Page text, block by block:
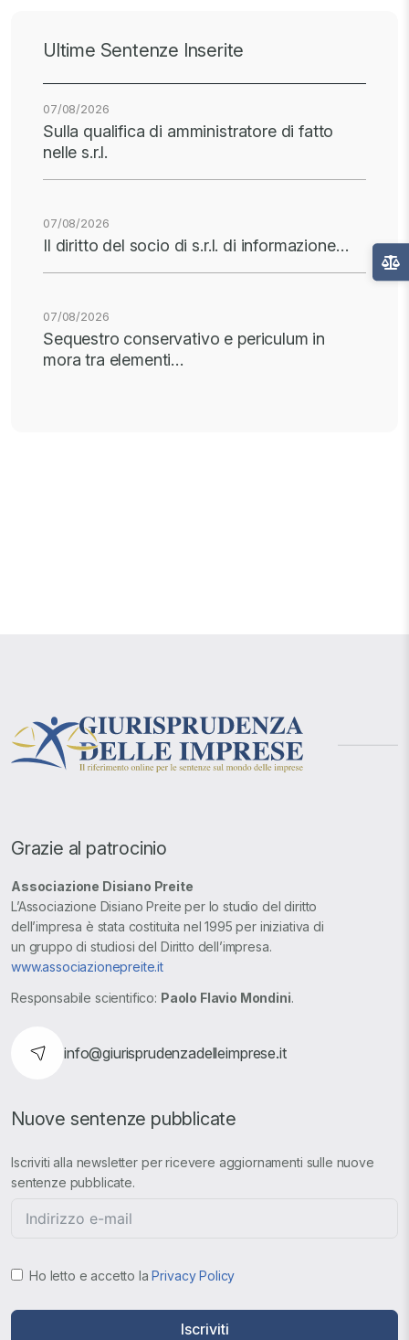
Ultime Sentenze Inserite
07/08/2026
Sulla qualifica di amministratore di fatto
nelle s.r.l.
07/08/2026
Il diritto del socio di s.r.l. di informazione…
07/08/2026
Sequestro conservativo e periculum in
mora tra elementi…
Grazie al patrocinio
Associazione Disiano Preite
L’Associazione Disiano Preite per lo studio del diritto
dell’impresa è stata costituita nel 1995 per iniziativa di
un gruppo di studiosi del Diritto dell’impresa.
www.associazionepreite.it
Responsabile scientifico: Paolo Flavio Mondini.
info@giurisprudenzadelleimprese.it
Nuove sentenze pubblicate
Iscriviti alla newsletter per ricevere aggiornamenti sulle nuove
sentenze pubblicate.
Ho letto e accetto laPrivacy Policy
Iscriviti